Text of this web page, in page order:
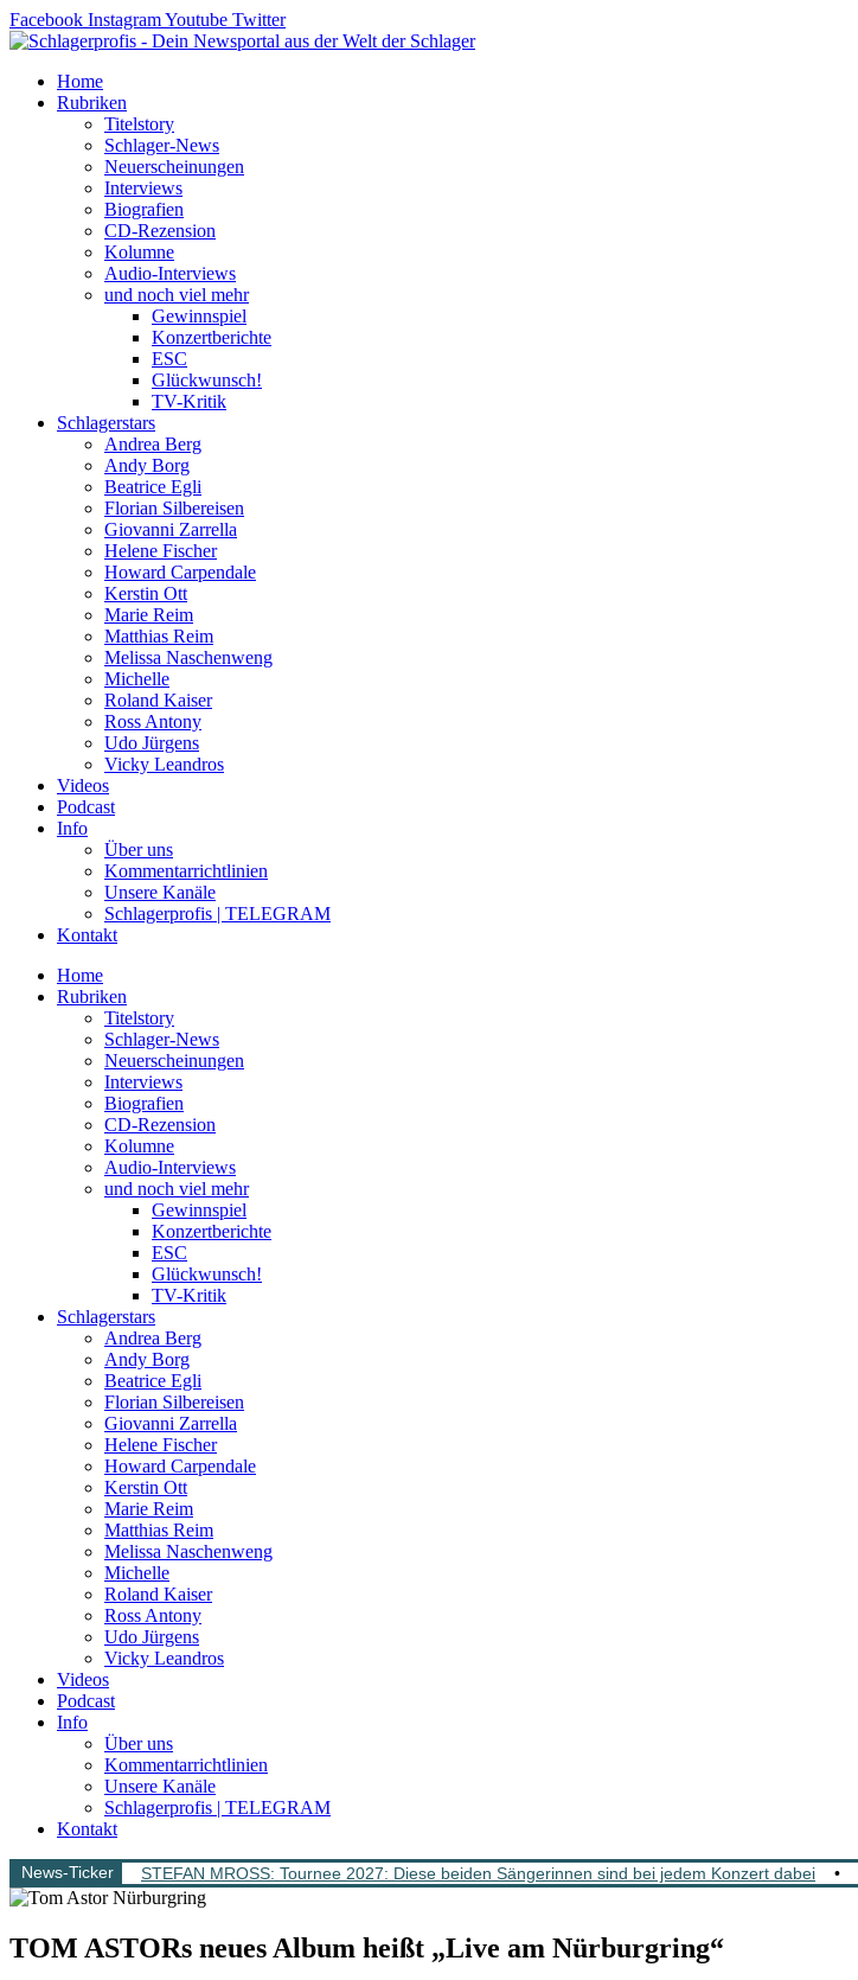
Zum
Inhalt
Facebook InstagramYoutube Twitter
Home
Rubriken
Titelstory
Schlager-News
Neuerscheinungen
Interviews
Biografien
CD-Rezension
Kolumne
Audio-Interviews
und noch viel mehr
Gewinnspiel
Konzertberichte
ESC
Glückwunsch!
TV-Kritik
Schlagerstars
Andrea Berg
Andy Borg
Beatrice Egli
Florian Silbereisen
Giovanni Zarrella
Helene Fischer
Howard Carpendale
Kerstin Ott
Marie Reim
Matthias Reim
Melissa Naschenweng
Michelle
Roland Kaiser
Ross Antony
Udo Jürgens
Vicky Leandros
Videos
Podcast
Info
Über uns
Kommentarrichtlinien
Unsere Kanäle
Schlagerprofis | TELEGRAM
Kontakt
Home
Rubriken
Titelstory
Schlager-News
Neuerscheinungen
Interviews
Biografien
CD-Rezension
Kolumne
Audio-Interviews
und noch viel mehr
Gewinnspiel
Konzertberichte
ESC
Glückwunsch!
TV-Kritik
Schlagerstars
Andrea Berg
Andy Borg
Beatrice Egli
Florian Silbereisen
Giovanni Zarrella
Helene Fischer
Howard Carpendale
Kerstin Ott
Marie Reim
Matthias Reim
Melissa Naschenweng
Michelle
Roland Kaiser
Ross Antony
Udo Jürgens
Vicky Leandros
Videos
Podcast
Info
Über uns
Kommentarrichtlinien
Unsere Kanäle
Schlagerprofis | TELEGRAM
Kontakt
News-Ticker STEFAN MROSS: Tournee 2027: Diese beiden Sängerinnen sind bei jedem Konzert dabei •
TOM ASTORs neues Album heißt „Live am Nürburgring“